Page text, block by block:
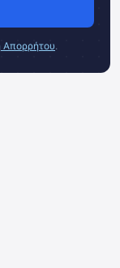
Απορρήτου.